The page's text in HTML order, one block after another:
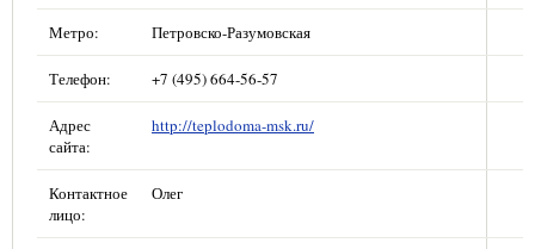
Метро: Петровско-Разумовская
Телефон: +7 (495) 664-56-57
Адрес
сайта:
http://teplodoma-msk.ru/
Контактное
лицо:
Олег